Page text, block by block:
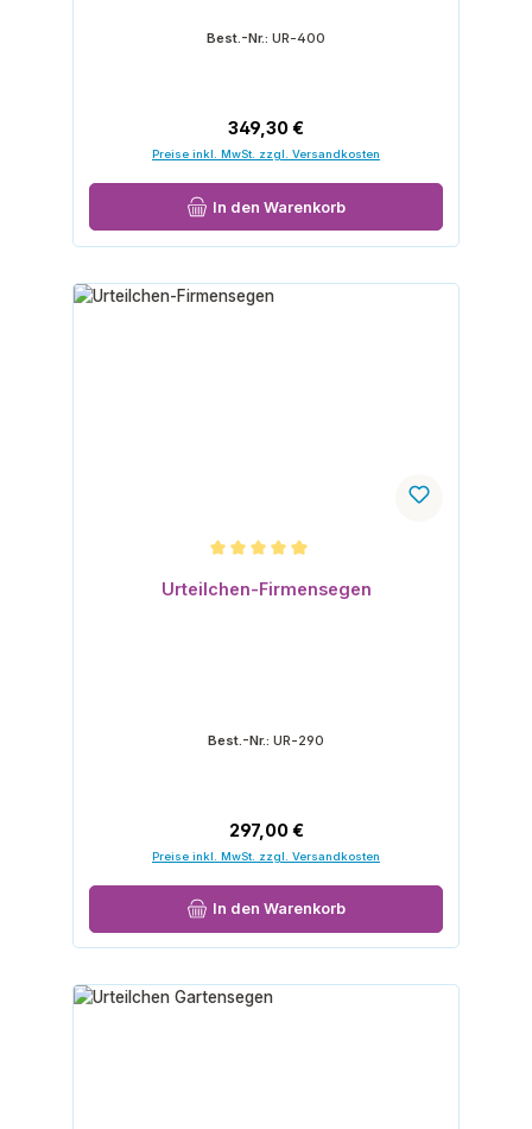
Best.-Nr.: UR-400
Regulärer Preis:
349,30 €
Preise inkl. MwSt. zzgl. Versandkosten
In den Warenkorb
Urteilchen-Firmensegen
Best.-Nr.: UR-290
Regulärer Preis:
297,00 €
Preise inkl. MwSt. zzgl. Versandkosten
In den Warenkorb